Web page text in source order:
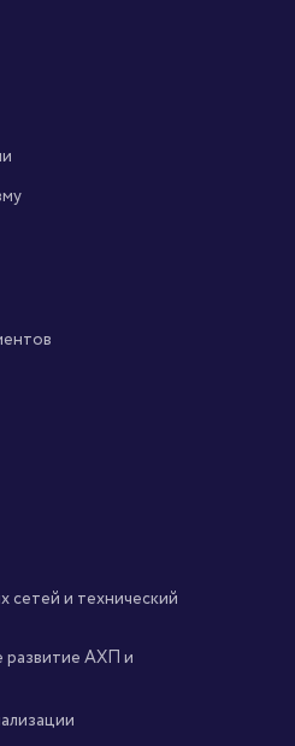
сетей и технический
развитие АХП и